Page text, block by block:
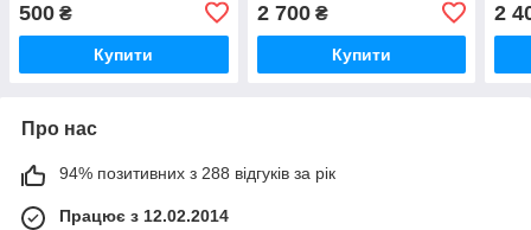
500 ₴
Купити
2 700₴
Купити
2
Про нас
94% позитивних з 288 відгуків за рік
Працює з 12.02.2014